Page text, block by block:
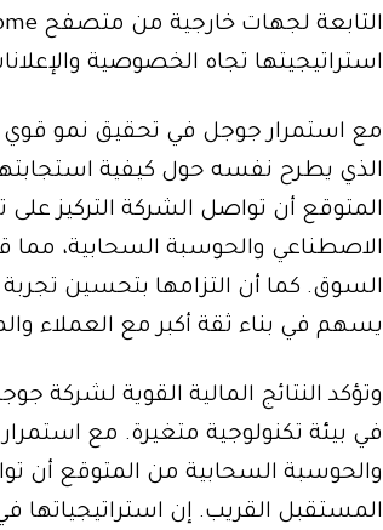
استراتيجيتها تجاه الخصوصية
مع استمرار جوجل في تحقيق نمو قوي في
الذي يطرح نفسه حول كيفية
المتوقع أن تواصل الشركة التركيز
الاصطناعي والحوسبة السحابية،
السوق. كما أن التزامها بتحسين
يسهم في بناء ثقة أكبر مع العملاء
وتؤكد النتائج المالية القوية لشركة
في بيئة تكنولوجية متغيرة. مع استمرار
والحوسبة السحابية من المتوقع
المستقبل القريب. إن